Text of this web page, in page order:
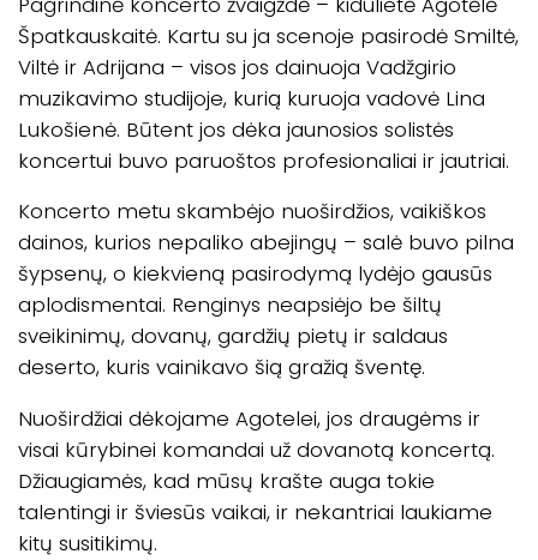
Špatkauskaitė. Kartu su ja scenoje pasirodė Smiltė,
Viltė ir Adrijana – visos jos dainuoja Vadžgirio
muzikavimo studijoje, kurią kuruoja vadovė Lina
Lukošienė. Būtent jos dėka jaunosios solistės
koncertui buvo paruoštos profesionaliai ir jautriai.
Koncerto metu skambėjo nuoširdžios, vaikiškos
dainos, kurios nepaliko abejingų – salė buvo pilna
šypsenų, o kiekvieną pasirodymą lydėjo gausūs
aplodismentai. Renginys neapsiėjo be šiltų
sveikinimų, dovanų, gardžių pietų ir saldaus
deserto, kuris vainikavo šią gražią šventę.
Nuoširdžiai dėkojame Agotelei, jos draugėms ir
visai kūrybinei komandai už dovanotą koncertą.
Džiaugiamės, kad mūsų krašte auga tokie
talentingi ir šviesūs vaikai, ir nekantriai laukiame
kitų susitikimų.